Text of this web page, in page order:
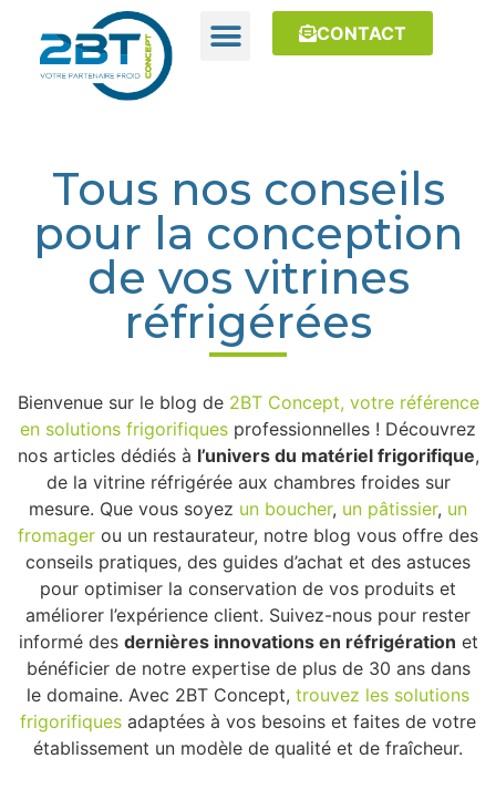
CONTACT
Tous nos conseils
pour la conception
de vos vitrines
réfrigérées
Bienvenue sur le blog de 2BT Concept, votre référence
en solutions frigorifiques professionnelles ! Découvrez
nos articles dédiés à l’univers du matériel frigorifique,
de la vitrine réfrigérée aux chambres froides sur
mesure. Que vous soyez un boucher, un pâtissier, un
fromager ou un restaurateur, notre blog vous offre des
conseils pratiques, des guides d’achat et des astuces
pour optimiser la conservation de vos produits et
améliorer l’expérience client. Suivez-nous pour rester
informé des dernières innovations en réfrigération et
bénéficier de notre expertise de plus de 30 ans dans
le domaine. Avec 2BT Concept, trouvez les solutions
frigorifiques adaptées à vos besoins et faites de votre
établissement un modèle de qualité et de fraîcheur.